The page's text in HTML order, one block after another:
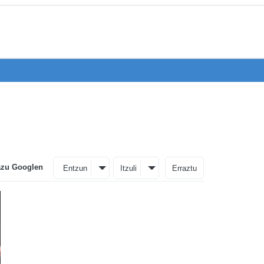
Googlen Entzun Itzuli Erraztu